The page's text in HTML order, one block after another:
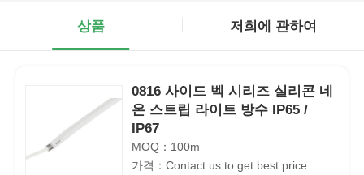
상품 저희에 관하여
0816 사이드 벡 시리즈 실리콘 네
온 스트립 라이트 방수 IP65 /
IP67
MOQ：100m
가격：Contact us to get best price